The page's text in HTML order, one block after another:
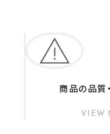
商品の品質
VIEW